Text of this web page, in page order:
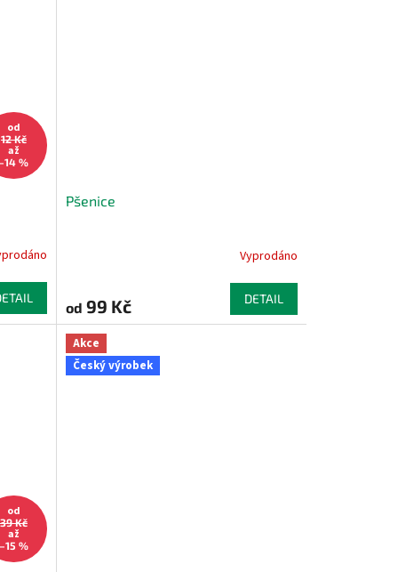
od
12 Kč
až
%
Pšenice
Vyprodáno
od 99 Kč DETAIL
od
39 Kč
až
%
Akce
Český výrobek